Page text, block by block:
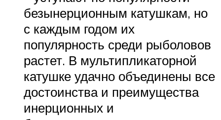
безынерционным катушкам, но
с каждым годом их
популярность среди рыболовов
растет. В мультипликаторной
катушке удачно объединены все
достоинства и преимущества
инерционных и